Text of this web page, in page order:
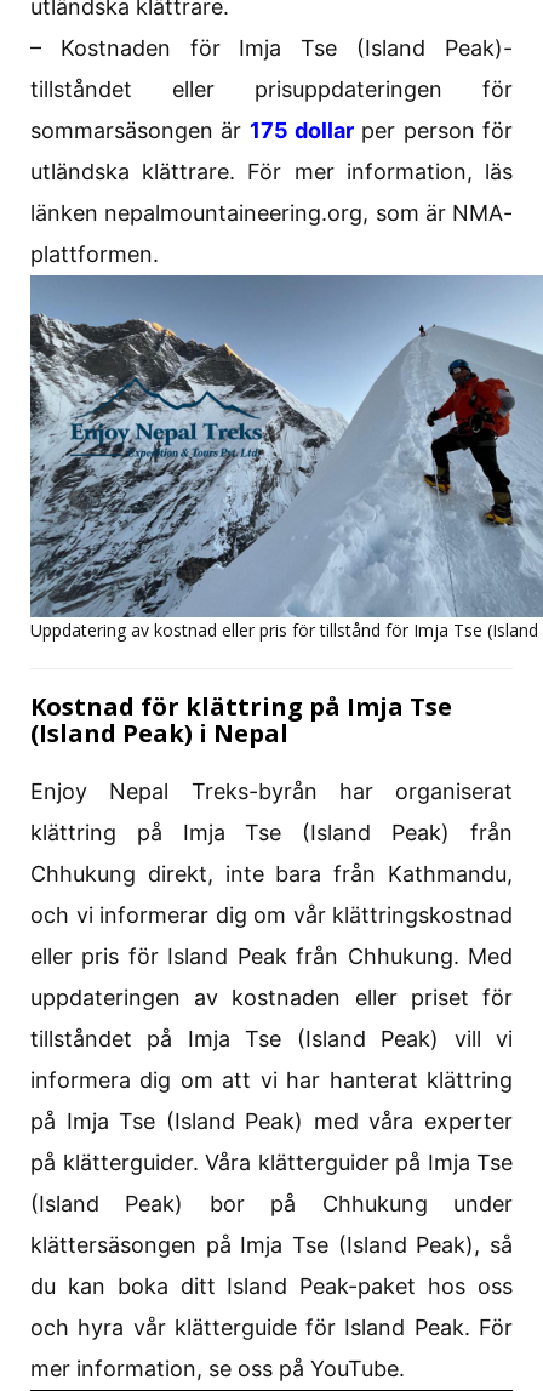
utländska klättrare.
– Kostnaden för Imja Tse (Island Peak)-
tillståndet eller prisuppdateringen för
sommarsäsongen är 175 dollar per person för
utländska klättrare. För mer information, läs
länken nepalmountaineering.org, som är NMA-
plattformen.
Uppdatering av kostnad eller pris för tillstånd för Imja Tse (Island
Kostnad för klättring på Imja Tse
(Island Peak) i Nepal
Enjoy Nepal Treks-byrån har organiserat
klättring på Imja Tse (Island Peak) från
Chhukung direkt, inte bara från Kathmandu,
och vi informerar dig om vår klättringskostnad
eller pris för Island Peak från Chhukung. Med
uppdateringen av kostnaden eller priset för
tillståndet på Imja Tse (Island Peak) vill vi
informera dig om att vi har hanterat klättring
på Imja Tse (Island Peak) med våra experter
på klätterguider. Våra klätterguider på Imja Tse
(Island Peak) bor på Chhukung under
klättersäsongen på Imja Tse (Island Peak), så
du kan boka ditt Island Peak-paket hos oss
och hyra vår klätterguide för Island Peak. För
mer information, se oss på YouTube.